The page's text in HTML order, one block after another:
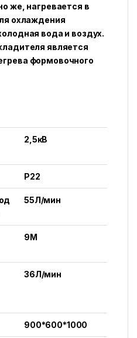
же, нагревается в
охлаждения
вода и воздух.
является
формовочного
2,5кВ
Р22
55Л/мин
9М
36Л/мин
900*600*1000